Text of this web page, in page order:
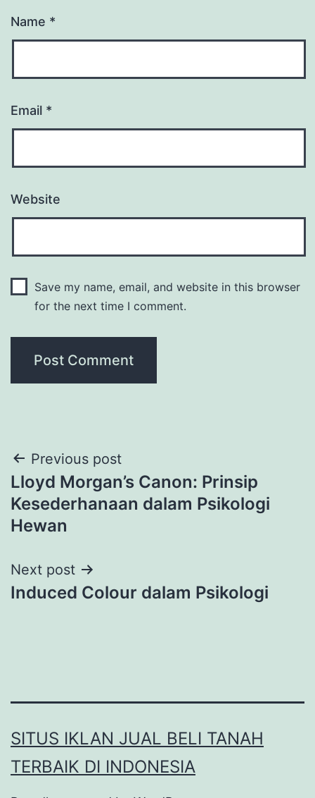
Name *
Email *
Website
Save my name, email, and website in this browser
for the next time I comment.
Post
navigation
Previous post
Lloyd Morgan’s Canon: Prinsip
Kesederhanaan dalam Psikologi
Hewan
Next post
Induced Colour dalam Psikologi
SITUS IKLAN JUAL BELI TANAH
TERBAIK DI INDONESIA